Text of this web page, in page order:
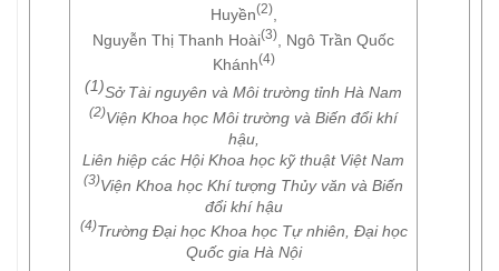
Huyền(2),
Nguyễn Thị Thanh Hoài(3)
, Ngô Trần Quốc
Khánh(4)
(1)Sở Tài nguyên và Môi trường tỉnh Hà Nam
(2)Viện Khoa học Môi trường và Biến đổi khí
hậu,
Liên hiệp các Hội Khoa học kỹ thuật Việt Nam
(3)Viện Khoa học Khí tượng Thủy văn và Biến
đổi khí hậu
(4)Trường Đại học Khoa học Tự nhiên, Đại học
Quốc gia Hà Nội